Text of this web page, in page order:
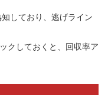
しており、逃げライン
クしておくと、回収率ア